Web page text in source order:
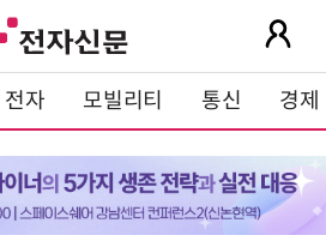
전자 모빌리티 통신 경제